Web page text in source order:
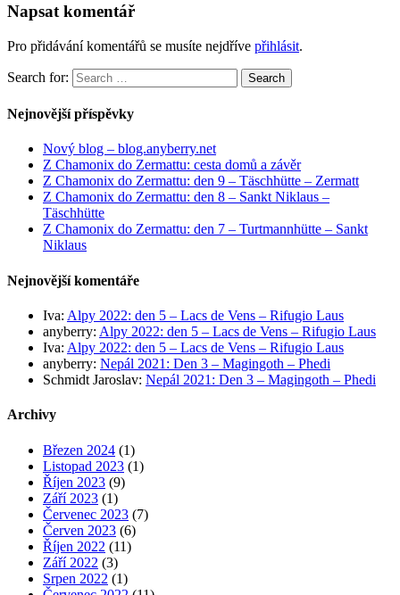
Napsat komentář
Pro přidávání komentářů se musíte nejdříve přihlásit.
Search for: Search
Nejnovější příspěvky
Nový blog – blog.anyberry.net
Z Chamonix do Zermattu: cesta domů a závěr
Z Chamonix do Zermattu: den 9 – Täschhütte – Zermatt
Z Chamonix do Zermattu: den 8 – Sankt Niklaus –
Täschhütte
Z Chamonix do Zermattu: den 7 – Turtmannhütte – Sankt
Niklaus
Nejnovější komentáře
Iva: Alpy 2022: den 5 – Lacs de Vens – Rifugio Laus
anyberry: Alpy 2022: den 5 – Lacs de Vens – Rifugio Laus
Iva: Alpy 2022: den 5 – Lacs de Vens – Rifugio Laus
anyberry: Nepál 2021: Den 3 – Magingoth – Phedi
Schmidt Jaroslav: Nepál 2021: Den 3 – Magingoth – Phedi
Archivy
Březen 2024 (1)
Listopad 2023 (1)
Říjen 2023 (9)
Září 2023 (1)
Červenec 2023 (7)
Červen 2023 (6)
Říjen 2022 (11)
Září 2022 (3)
Srpen 2022 (1)